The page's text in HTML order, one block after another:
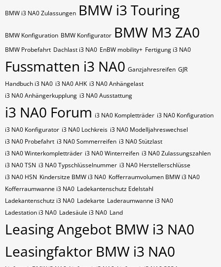
BMW i3 NA0 Zulassungen BMW i3 Touring
BMW Konfiguration BMW Konfigurator BMW M3 ZA0
BMW Probefahrt Dachlast i3 NA0 EnBW mobility+ Fertigung i3 NA0
Fussmatten i3 NA0 Ganzjahresreifen GJR
Handbuch i3 NA0 i3 NA0 AHK i3 NA0 Anhängelast
i3 NA0 Anhängerkupplung i3 NA0 Ausstattung
i3 NA0 Forum i3 NA0 Kompletträder i3 NA0 Konfiguration
i3 NA0 Konfigurator i3 NA0 Lochkreis i3 NA0 Modelljahreswechsel
i3 NA0 Probefahrt i3 NA0 Sommerreifen i3 NA0 Stützlast
i3 NA0 Winterkompletträder i3 NA0 Winterreifen i3 NA0 Zulassungszahlen
i3 NA0​​​​ TSN i3 NA0​​​​ Typschlüsselnummer i3 NA0​​​​​ Herstellerschlüsse
i3 NA0​​​​​ HSN Kindersitze BMW i3 NA0 Kofferraumvolumen BMW i3 NA0
Kofferraumwanne i3 NA0 Ladekantenschutz Edelstahl
Ladekantenschutz i3 NA0 Ladekarte Laderaumwanne i3 NA0
Ladestation i3 NA0 Ladesäule i3 NA0 Land
Leasing Angebot BMW i3 NA0
Leasingfaktor BMW i3 NA0